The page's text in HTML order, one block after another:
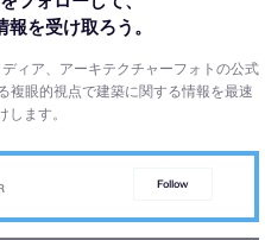
を受け取ろう。
ィア、アーキテクチャーフォトの公式
複眼的視点で建築に関する情報を最速
します。
Follow